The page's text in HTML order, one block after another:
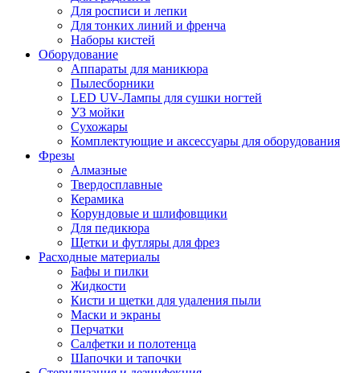
Для росписи и лепки
Для тонких линий и френча
Наборы кистей
Оборудование
Аппараты для маникюра
Пылесборники
LED UV-Лампы для сушки ногтей
УЗ мойки
Сухожары
Комплектующие и аксессуары для оборудования
Фрезы
Алмазные
Твердосплавные
Керамика
Корундовые и шлифовщики
Для педикюра
Щетки и футляры для фрез
Расходные материалы
Бафы и пилки
Жидкости
Кисти и щетки для удаления пыли
Маски и экраны
Перчатки
Салфетки и полотенца
Шапочки и тапочки